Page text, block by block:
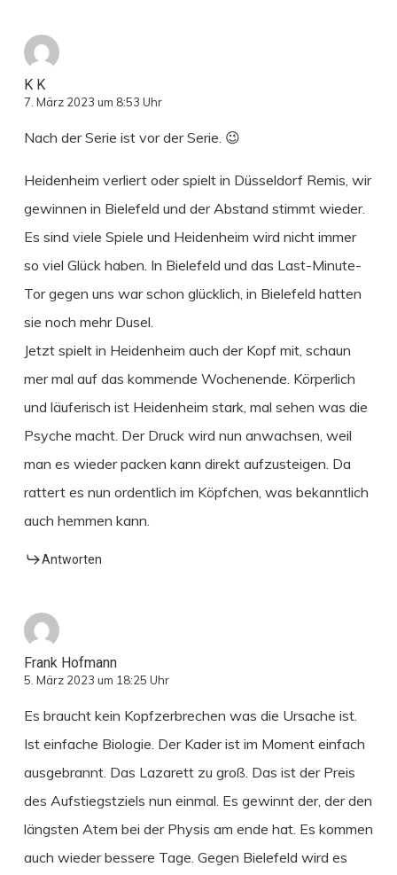
K K
7. März 2023 um 8:53 Uhr
Nach der Serie ist vor der Serie. 😉
Heidenheim verliert oder spielt in Düsseldorf Remis, wir
gewinnen in Bielefeld und der Abstand stimmt wieder.
Es sind viele Spiele und Heidenheim wird nicht immer
so viel Glück haben. In Bielefeld und das Last-Minute-
Tor gegen uns war schon glücklich, in Bielefeld hatten
sie noch mehr Dusel.
Jetzt spielt in Heidenheim auch der Kopf mit, schaun
mer mal auf das kommende Wochenende. Körperlich
und läuferisch ist Heidenheim stark, mal sehen was die
Psyche macht. Der Druck wird nun anwachsen, weil
man es wieder packen kann direkt aufzusteigen. Da
rattert es nun ordentlich im Köpfchen, was bekanntlich
auch hemmen kann.
Antworten
Frank Hofmann
5. März 2023 um 18:25 Uhr
Es braucht kein Kopfzerbrechen was die Ursache ist.
Ist einfache Biologie. Der Kader ist im Moment einfach
ausgebrannt. Das Lazarett zu groß. Das ist der Preis
des Aufstiegstziels nun einmal. Es gewinnt der, der den
längsten Atem bei der Physis am ende hat. Es kommen
auch wieder bessere Tage. Gegen Bielefeld wird es